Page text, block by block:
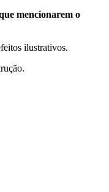
mencionarem o
ilustrativos.